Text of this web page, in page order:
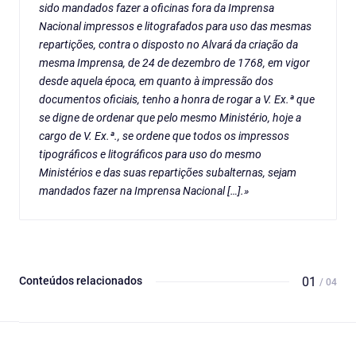
sido mandados fazer a oficinas fora da Imprensa
Nacional impressos e litografados para uso das mesmas
repartições, contra o disposto no Alvará da criação da
mesma Imprensa, de 24 de dezembro de 1768, em vigor
desde aquela época, em quanto à impressão dos
documentos oficiais, tenho a honra de rogar a V. Ex.ª que
se digne de ordenar que pelo mesmo Ministério, hoje a
cargo de V. Ex.ª., se ordene que todos os impressos
tipográficos e litográficos para uso do mesmo
Ministérios e das suas repartições subalternas, sejam
mandados fazer na Imprensa Nacional […].»
Conteúdos relacionados 01 / 04